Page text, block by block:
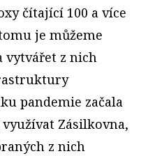
čítající 100 a více
je můžeme
vytvářet z nich
pandemie začala
Zásilkovna,
z nich